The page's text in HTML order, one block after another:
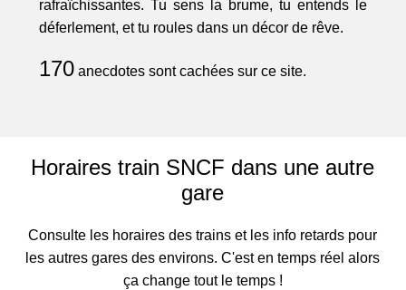
rafraîchissantes. Tu sens la brume, tu entends le
déferlement, et tu roules dans un décor de rêve.
170anecdotes sont cachées sur ce site.
Horaires train SNCF dans une autre
gare
Consulte les horaires des trains et les info retards pour
les autres gares des environs. C'est en temps réel alors
ça change tout le temps !